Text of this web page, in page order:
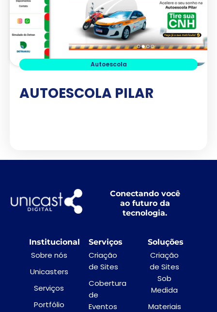
Autoescola
AUTOESCOLA PILAR
Conectando você
ao futuro da
tecnologia.
Institucional
Sobre nós
Unicasters
Serviços
Portfólio
Serviços
Criação
de Sites
Cobertura
de
Eventos
Soluções
Criação
de Sites
Sob
Medida
Materiais